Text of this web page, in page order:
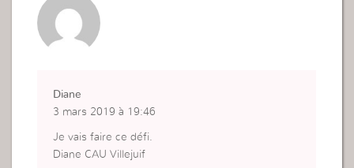
Diane
3 mars 2019 à 19:46
Je vais faire ce défi.
Diane CAU Villejuif